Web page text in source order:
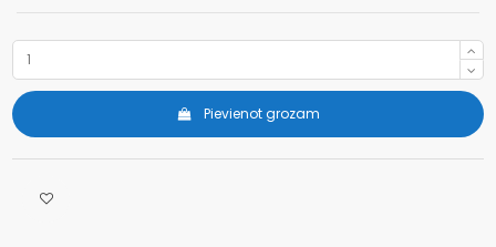
Pievienot grozam